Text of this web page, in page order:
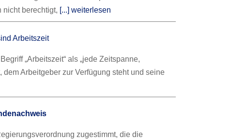
nicht berechtigt, [...] weiterlesen
Arbeitszeit
„Arbeitszeit“ als „jede Zeitspanne,
Arbeitgeber zur Verfügung steht und seine
zugestimmt, die die